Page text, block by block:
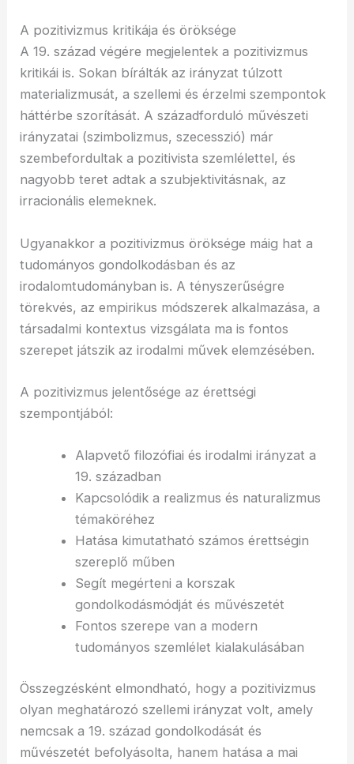
A pozitivizmus kritikája és öröksége
A 19. század végére megjelentek a pozitivizmus
kritikái is. Sokan bírálták az irányzat túlzott
materializmusát, a szellemi és érzelmi szempontok
háttérbe szorítását. A századforduló művészeti
irányzatai (szimbolizmus, szecesszió) már
szembefordultak a pozitivista szemlélettel, és
nagyobb teret adtak a szubjektivitásnak, az
irracionális elemeknek.
Ugyanakkor a pozitivizmus öröksége máig hat a
tudományos gondolkodásban és az
irodalomtudományban is. A tényszerűségre
törekvés, az empirikus módszerek alkalmazása, a
társadalmi kontextus vizsgálata ma is fontos
szerepet játszik az irodalmi művek elemzésében.
A pozitivizmus jelentősége az érettségi
szempontjából:
Alapvető filozófiai és irodalmi irányzat a
19. században
Kapcsolódik a realizmus és naturalizmus
témaköréhez
Hatása kimutatható számos érettségin
szereplő műben
Segít megérteni a korszak
gondolkodásmódját és művészetét
Fontos szerepe van a modern
tudományos szemlélet kialakulásában
Összegzésként elmondható, hogy a pozitivizmus
olyan meghatározó szellemi irányzat volt, amely
nemcsak a 19. század gondolkodását és
művészetét befolyásolta, hanem hatása a mai